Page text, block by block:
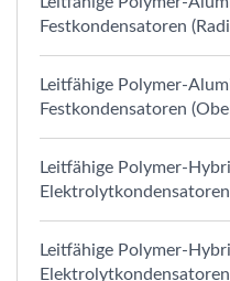
Festkondensatoren
Leitfähige Polymer-
Festkondensatoren
Leitfähige Polymer-
Leitfähige Polymer-